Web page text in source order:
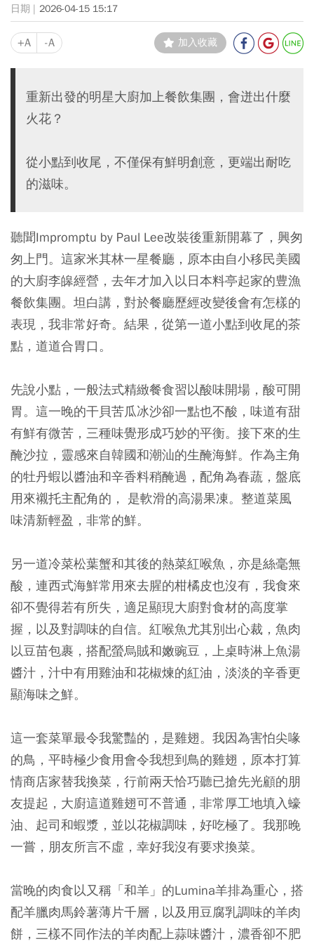
2026-04-15 15:17
+A -A 加入收藏
重新出發的明星大廚加上餐飲集團，會迸出什麼
火花？
從小點到收尾，不僅保有鮮明創意，更端出耐吃
的滋味。
聽聞Impromptu by Paul Lee改裝後重新開幕了，興匆
匆上門。這家米其林一星餐廳，原本由自小移民美國
的大廚李皞經營，去年才加入以日本料亭起家的豊漁
餐飲集團。坦白講，對於餐廳歷經改變後會有怎樣的
表現，我非常好奇。結果，從第一道小點到收尾的茶
點，道道合胃口。
先說小點，一般法式精緻餐食習以酸味開場，酸可開
胃。這一晚的干貝苦瓜冰沙卻一點也不酸，味道有甜
有鮮有微苦，三種味覺形成巧妙的平衡。接下來的生
醃沙拉，靈感來自韓國和潮汕的生醃海鮮。作為主角
的牡丹蝦以醬油和辛香料稍醃過，配角為春蔬，盤底
用來襯托主配角的， 是軟滑的高湯果凍。整道菜風
味清新輕盈，非常的鮮。
另一道冷菜松葉蟹和其後的熱菜紅喉魚，亦是絲毫無
酸，連西式海鮮常用來去腥的柑橘皮也沒有，我食來
卻不覺得若有所失，適足顯現大廚對食材的高度掌
握，以及對調味的自信。紅喉魚尤其別出心裁，魚肉
以豆苗包裹，搭配螢烏賊和嫩豌豆，上桌時淋上魚湯
醬汁，汁中有用雞油和花椒煉的紅油，淡淡的辛香更
顯海味之鮮。
這一套菜單最令我驚豔的，是雞翅。我因為害怕尖喙
的鳥，平時極少食用會令我想到鳥的雞翅，原本打算
情商店家替我換菜，行前兩天恰巧聽已搶先光顧的朋
友提起，大廚這道雞翅可不普通，非常厚工地填入蠔
油、起司和蝦漿，並以花椒調味，好吃極了。我那晚
一嘗，朋友所言不虛，幸好我沒有要求換菜。
當晚的肉食以又稱「和羊」的Lumina羊排為重心，搭
配羊臘肉馬鈴薯薄片千層，以及用豆腐乳調味的羊肉
餅，三樣不同作法的羊肉配上蒜味醬汁，濃香卻不肥